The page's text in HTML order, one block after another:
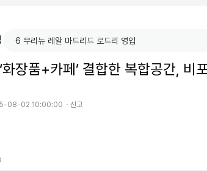
화장품+카페’ 결합한 복합공간, 비
08-02 10:00:00 신고